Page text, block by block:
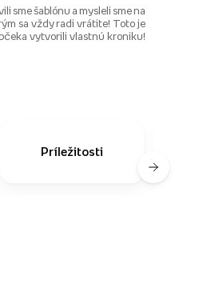
sme šablónu a mysleli sme na
sa vždy radi vrátite! Toto je
vytvorili vlastnú kroniku!
Príležitosti